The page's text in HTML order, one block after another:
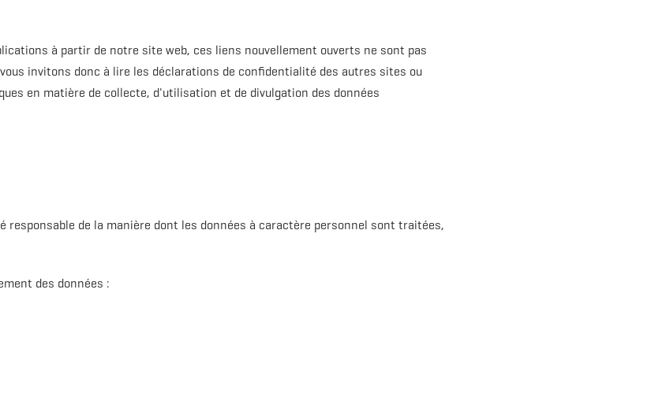
à partir de notre site web, ces liens nouvellement ouverts ne sont pas
invitons donc à lire les déclarations de confidentialité des autres sites ou
en matière de collecte, d'utilisation et de divulgation des données
de la manière dont les données à caractère personnel sont traitées,
des données :